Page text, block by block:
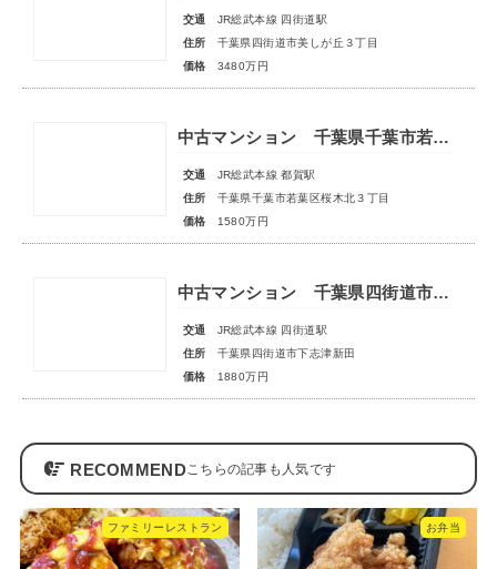
交通
JR総武本線 四街道駅
住所
千葉県四街道市美しが丘３丁目
価格
3480万円
中古マンション 千葉県千葉市若葉区桜木北３丁目
交通
JR総武本線 都賀駅
住所
千葉県千葉市若葉区桜木北３丁目
価格
1580万円
中古マンション 千葉県四街道市下志津新田
交通
JR総武本線 四街道駅
住所
千葉県四街道市下志津新田
価格
1880万円
RECOMMEND
ファミリーレストラン お弁当